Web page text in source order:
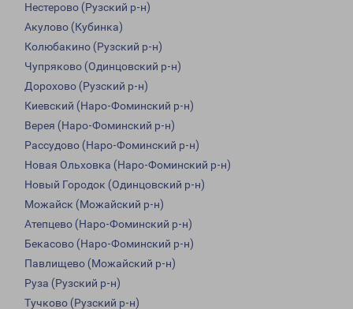
Нестерово (Рузский р-н)
Акулово (Кубинка)
Колюбакино (Рузский р-н)
Чупряково (Одинцовский р-н)
Дорохово (Рузский р-н)
Киевский (Наро-Фоминский р-н)
Верея (Наро-Фоминский р-н)
Рассудово (Наро-Фоминский р-н)
Новая Ольховка (Наро-Фоминский р-н)
Новый Городок (Одинцовский р-н)
Можайск (Можайский р-н)
Атепцево (Наро-Фоминский р-н)
Бекасово (Наро-Фоминский р-н)
Павлищево (Можайский р-н)
Руза (Рузский р-н)
Тучково (Рузский р-н)